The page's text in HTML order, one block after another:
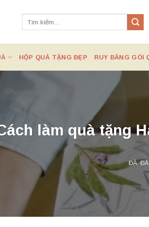
HỘP QUÀ TẶNG ĐẸP RUY BĂNG GÓI
làm quà tặng
ĐÃ